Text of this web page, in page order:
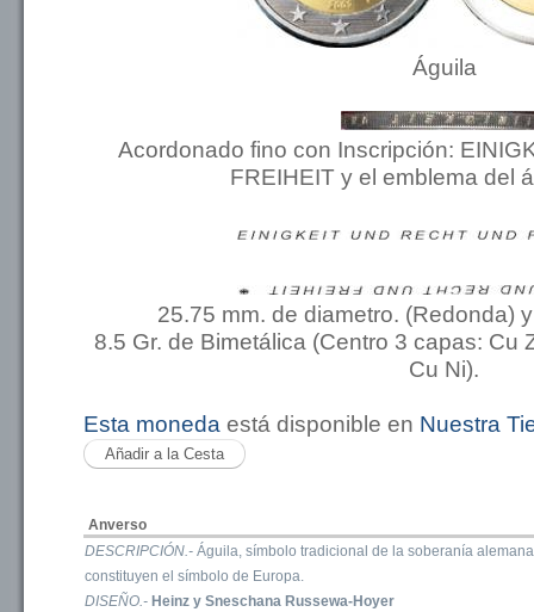
Águila
Acordonado fino con Inscripción:
FREIHEIT y el emblema del
25.75 mm. de diametro. (Redonda)
8.5 Gr. de Bimetálica (Centro 3 capas: Cu
Cu Ni).
Esta moneda está disponible en Nuestra
Anverso
DESCRIPCIÓN.- Águila, símbolo tradicional de la soberanía
constituyen el símbolo de Europa.
DISEÑO.- Heinz y Sneschana Russewa-Hoyer